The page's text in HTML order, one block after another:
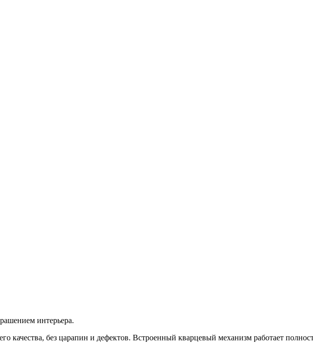
интерьера.
качества, без царапин и дефектов. Встроенный кварцевый механизм работает